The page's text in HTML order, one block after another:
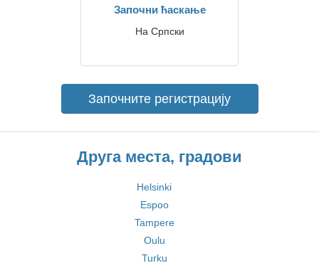
Започни ћаскање
На Српски
Започните регистрацију
Друга места, градови
Helsinki
Espoo
Tampere
Oulu
Turku